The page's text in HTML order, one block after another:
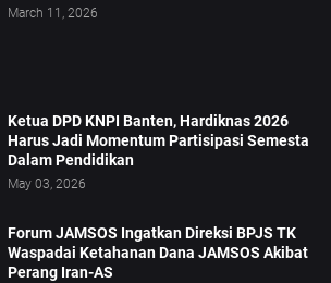
March 11, 2026
Ketua DPD KNPI Banten, Hardiknas 2026
Harus Jadi Momentum Partisipasi Semesta
Dalam Pendidikan
May 03, 2026
Forum JAMSOS Ingatkan Direksi BPJS TK
Waspadai Ketahanan Dana JAMSOS Akibat
Perang Iran-AS